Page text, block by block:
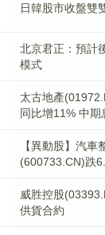
日韓股市收盤雙
北京君正：預計
模式
太古地產
同比增11% 中期
【異動股】汽
(600733.CN)跌
威胜控股
供貨合約